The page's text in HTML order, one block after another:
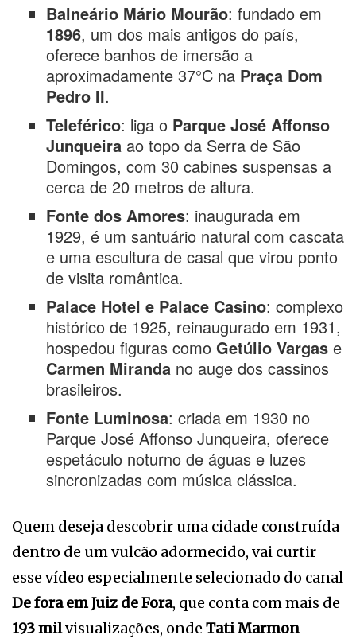
Balneário Mário Mourão: fundado em
1896, um dos mais antigos do país,
oferece banhos de imersão a
aproximadamente 37°C na Praça Dom
Pedro II.
Teleférico: liga o Parque José Affonso
Junqueiraao topo da Serra de São
Domingos, com 30 cabines suspensas a
cerca de 20 metros de altura.
Fonte dos Amores: inaugurada em
1929, é um santuário natural com cascata
e uma escultura de casal que virou ponto
de visita romântica.
Palace Hotel e Palace Casino: complexo
histórico de 1925, reinaugurado em 1931,
hospedou figuras como Getúlio Vargase
Carmen Mirandano auge dos cassinos
brasileiros.
Fonte Luminosa: criada em 1930 no
Parque José Affonso Junqueira, oferece
espetáculo noturno de águas e luzes
sincronizadas com música clássica.
Quem deseja descobrir uma cidade construída
dentro de um vulcão adormecido, vai curtir
esse vídeo especialmente selecionado do canal
De fora em Juiz de Fora, que conta com mais de
193 milvisualizações, onde Tati Marmon